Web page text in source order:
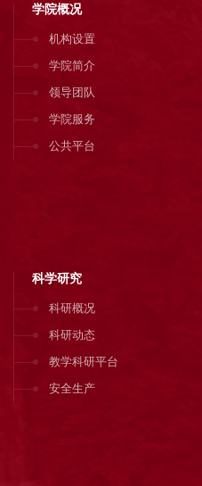
学院概况
机构设置
学院简介
领导团队
学院服务
公共平台
科学研究
科研概况
科研动态
教学科研平台
安全生产